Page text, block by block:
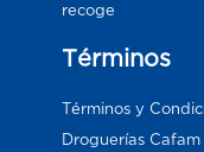
recoge
Términos
Términos y
Droguerías Cafam